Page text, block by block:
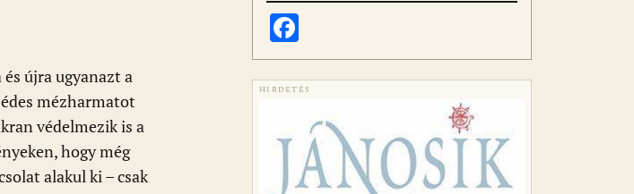
újra ugyanazt a
mézharmatot
védelmezik is a
hogy még
alakul ki – csak
HIRDETÉS